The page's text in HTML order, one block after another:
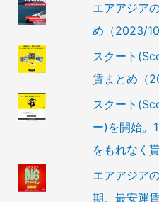
エアアジア
め（2023/
スクート
賃まとめ（
スクート
ー)を開始。
をもれなく
エアアジア
期、最安運